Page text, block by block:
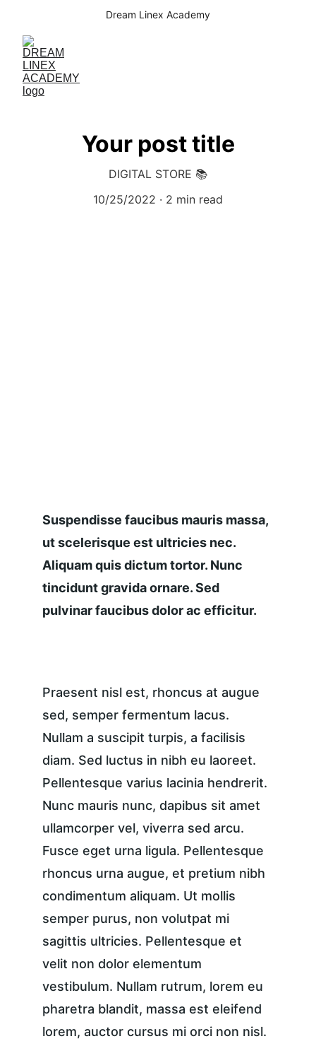
Dream Linex Academy
Your post title
DIGITAL STORE 📚
10/25/2022
2 min read
Suspendisse faucibus mauris massa,
ut scelerisque est ultricies nec.
Aliquam quis dictum tortor. Nunc
tincidunt gravida ornare. Sed
pulvinar faucibus dolor ac efficitur.
Praesent nisl est, rhoncus at augue
sed, semper fermentum lacus.
Nullam a suscipit turpis, a facilisis
diam. Sed luctus in nibh eu laoreet.
Pellentesque varius lacinia hendrerit.
Nunc mauris nunc, dapibus sit amet
ullamcorper vel, viverra sed arcu.
Fusce eget urna ligula. Pellentesque
rhoncus urna augue, et pretium nibh
condimentum aliquam. Ut mollis
semper purus, non volutpat mi
sagittis ultricies. Pellentesque et
velit non dolor elementum
vestibulum. Nullam rutrum, lorem eu
pharetra blandit, massa est eleifend
lorem, auctor cursus mi orci non nisl.